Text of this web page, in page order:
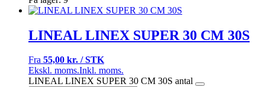
LINEAL LINEX SUPER 30 CM 30S
Fra 55,00 kr. / STK
Ekskl. moms.Inkl. moms.
LINEAL LINEX SUPER 30 CM 30S antal